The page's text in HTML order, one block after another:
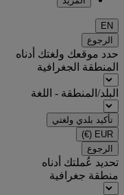
EN
الرجوع
حدد موقعك ولغتك أدناه
المنطقة الجغرافية
البلد/المنطقة - اللغة
تأكيد بلدي ولغتي
EUR
(€)
الرجوع
تحديد عُملتك أدناه
منطقة جغرافية